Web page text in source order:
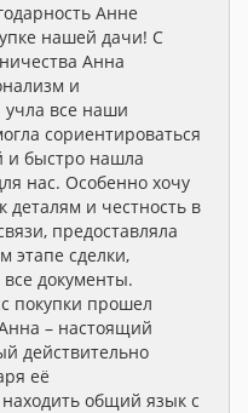
Анне
нашей дачи! С
Анна
и
все наши
сориентироваться
и быстро нашла
нас. Особенно хочу
деталям и честность в
предоставляла
этапе сделки,
документы.
покупки прошел
– настоящий
действительно
её
общий язык с